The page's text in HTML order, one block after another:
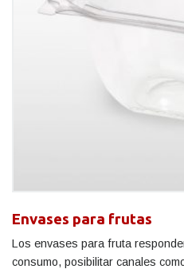
Envases para frutas
Los envases para fruta
consumo, posibilitar canales